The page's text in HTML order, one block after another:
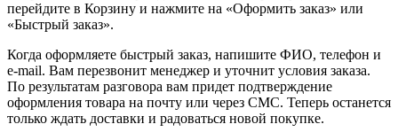
перейдите в Корзину и нажмите на «Оформить заказ» или
«Быстрый заказ».
Когда оформляете быстрый заказ, напишите ФИО, телефон и
e-mail. Вам перезвонит менеджер и уточнит условия заказа.
По результатам разговора вам придет подтверждение
оформления товара на почту или через СМС. Теперь останется
только ждать доставки и радоваться новой покупке.